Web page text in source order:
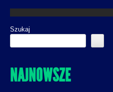
Szukaj
NAJNOWSZE